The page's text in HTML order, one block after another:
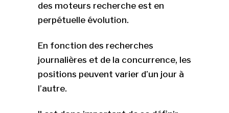
des moteurs recherche est en
perpétuelle évolution.
En fonction des recherches
journalières et de la concurrence, les
positions peuvent varier d’un jour à
l’autre.